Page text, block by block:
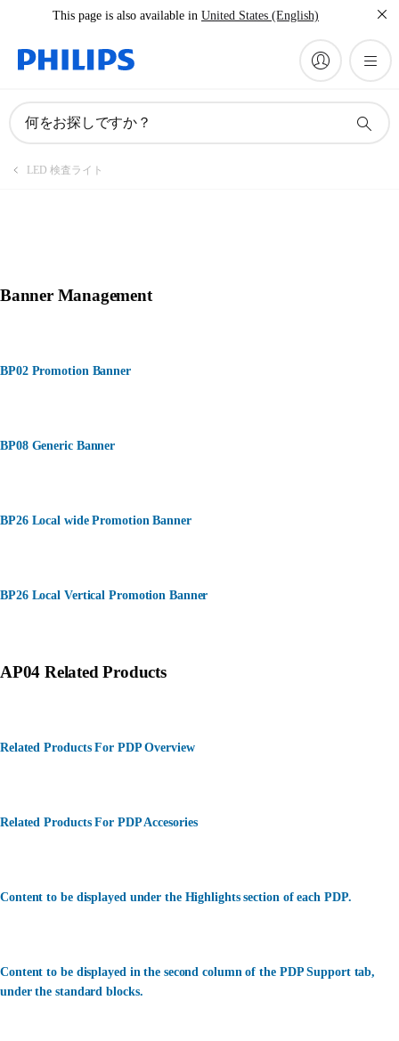
This page is also available in United States (English)
何をお探しですか？
LED 検査ライト
Banner Management
BP02 Promotion Banner
BP08 Generic Banner
BP26 Local wide Promotion Banner
BP26 Local Vertical Promotion Banner
AP04 Related Products
Related Products For PDP Overview
Related Products For PDP Accesories
Content to be displayed under the Highlights section of each PDP.
Content to be displayed in the second column of the PDP Support tab,
under the standard blocks.